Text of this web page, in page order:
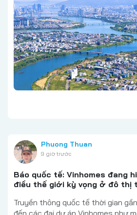
Phuong Thuan
9 giờ trước
Báo quốc tế: Vinhomes đang
điều thế giới kỳ vọng ở đô thị
Truyền thông quốc tế thời gian